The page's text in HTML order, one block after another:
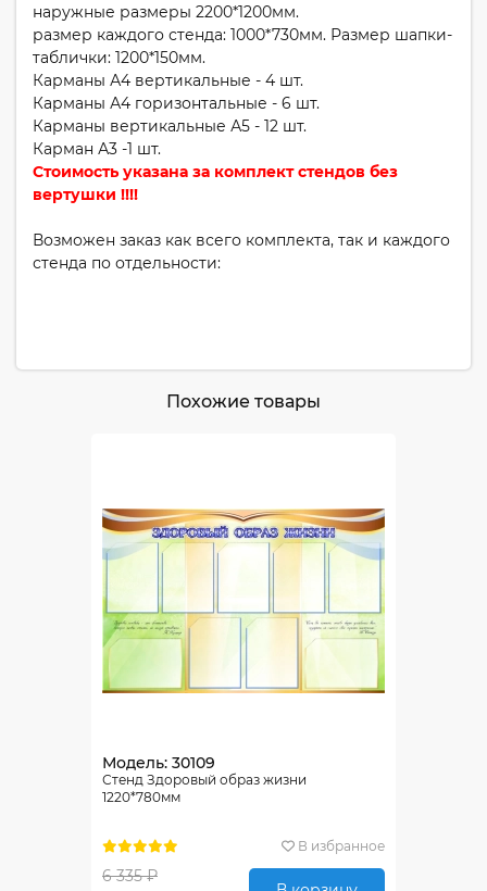
наружные размеры 2200*1200мм.
размер каждого стенда: 1000*730мм. Размер шапки-
таблички: 1200*150мм.
Карманы А4 вертикальные - 4 шт.
Карманы А4 горизонтальные - 6 шт.
Карманы вертикальные А5 - 12 шт.
Карман А3 -1 шт.
Стоимость указана за комплект стендов без
вертушки !!!!
Возможен заказ как всего комплекта, так и каждого
стенда по отдельности:
Похожие товары
Модель: 30109
Стенд Здоровый образ жизни
1220*780мм
В избранное
6 335 ₽